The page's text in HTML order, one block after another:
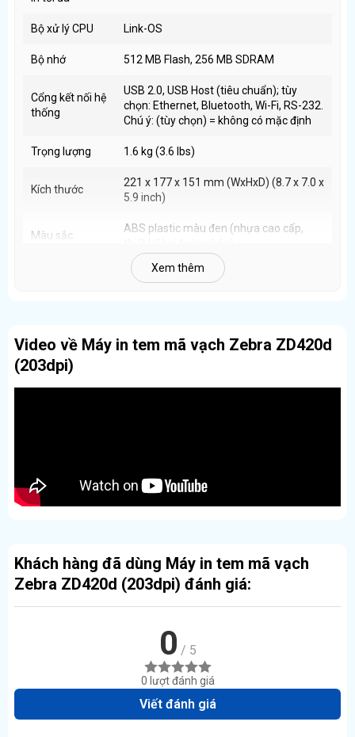
Kết nối linh hoạt – Dễ tích hợp hệ thống
USB 2.0 (tiêu chuẩn)
Tùy chọn
Ethernet, Serial, Bluetooth
Dễ dàng kết nối với máy tính, POS và hệ thống quản lý, phù
Thiết kế nhỏ gọn – Phù hợp mọi không gian
Kích thước
221 × 178 × 151 mm
1.6 kg
Dễ bố trí trên bàn làm việc hoặc quầy thu ngân
Bộ xử lý CPU Link-OS ​
Bộ nhớ 512 MB Flash, 256 MB SDRAM
Cổng kết nối hệ
thống
USB 2.0, USB Host (tiêu chuẩn); tùy
chọn: Ethernet, Bluetooth, Wi-Fi, RS-232.
Chú ý: (tùy chọn) = không có mặc định ​
Trọng lượng 1.6 kg (3.6 lbs)
Kích thước
221 x 177 x 151 mm (WxHxD) (8.7 x 7.0 x
5.9 inch)
Màu sắc
ABS plastic màu đen (nhựa cao cấp,
24 tháng (2 năm) ​
Xem thêm
Video về Máy in tem mã vạch Zebra ZD420d
(203dpi)
Khách hàng đã dùng Máy in tem mã vạch
Zebra ZD420d (203dpi) đánh giá:
0 / 5
0 lượt đánh giá
Viết đánh giá